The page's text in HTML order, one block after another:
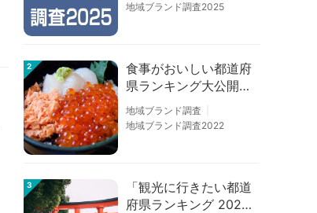
地域ブランド調査2025
2
食事がおいしい都道府
県ランキング大公開！
１位は北海道、３位は
大阪府、２位は〇〇
地域ブランド調査
地域ブランド調査2022
3
「観光に行きたい都道
府県ランキング 202